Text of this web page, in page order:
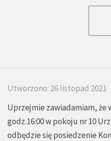
Utworzono: 26 listopad 2021
Uprzejmie zawiadamiam, że
godz.16:00 w pokoju nr 10
odbędzie się posiedzenie